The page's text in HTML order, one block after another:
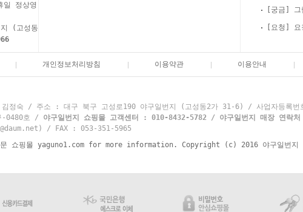
일 정상영
(고성동
개인정보처리방침 이용약관 이용안내
정숙 / 주소 : 대구 북구 고성로190 야구일번지 (고성동2가 31-6) / 사업자등록
-0480호 / 야구일번지 쇼핑몰 고객센터 : 010-8432-5782 / 야구일번지 매장 연락
/ FAX : 053-351-5965
문 쇼핑몰 yaguno1.com for more information. Copyright (c) 2016 야구일번